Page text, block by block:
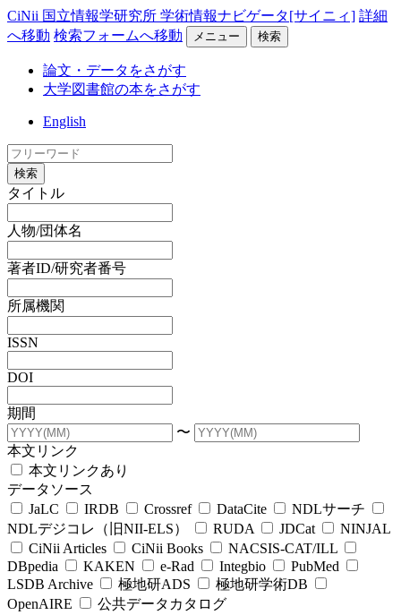
CiNii 国立情報学研究所 学術情報ナビゲータ[サイニィ] 詳細
へ移動 検索フォームへ移動 メニュー 検索
論文・データをさがす
大学図書館の本をさがす
English
検索
タイトル
人物/団体名
著者ID/研究者番号
所属機関
ISSN
DOI
期間
〜
本文リンク
本文リンクあり
データソース
JaLC
IRDB Crossref DataCite
NDLサーチ
NDLデジコレ（旧NII-ELS）
RUDA JDCat
NINJAL
CiNii Articles
CiNii Books
NACSIS-CAT/ILL
DBpedia
KAKEN e-Rad Integbio
PubMed
LSDB Archive
極地研ADS
極地研学術DB
OpenAIRE
公共データカタログ